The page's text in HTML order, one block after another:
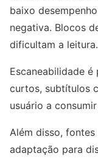
baixo
negativa. Blocos
dificultam a leitura.
Escaneabilidade
curtos, subtítulos
usuário a
Além disso,
adaptação para